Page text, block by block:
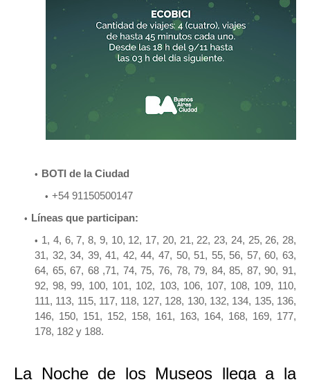
BOTI de la Ciudad
+54 91150500147
Líneas que participan:
1, 4, 6, 7, 8, 9, 10, 12, 17, 20, 21, 22, 23, 24, 25, 26, 28,
31, 32, 34, 39, 41, 42, 44, 47, 50, 51, 55, 56, 57, 60, 63,
64, 65, 67, 68 ,71, 74, 75, 76, 78, 79, 84, 85, 87, 90, 91,
92, 98, 99, 100, 101, 102, 103, 106, 107, 108, 109, 110,
111, 113, 115, 117, 118, 127, 128, 130, 132, 134, 135, 136,
146, 150, 151, 152, 158, 161, 163, 164, 168, 169, 177,
178, 182 y 188.
La Noche de los Museos llega a la